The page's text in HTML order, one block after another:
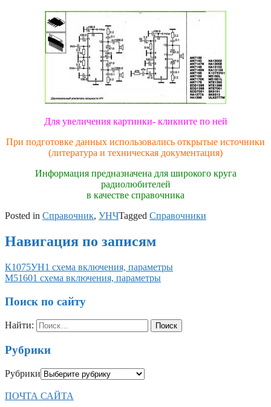
Для увеличения картинки- кликните по ней
При подготовке данных использовались открытые источники
(литература и техническая документация)
Информация предназначена для широкого круга
радиолюбителей
в качестве справочника
Posted in Справочник, УНЧTagged Справочники
Навигация по записям
К1075УН1 схема включения, параметры
M51601 схема включения, параметры
Поиск по сайту
Найти:
Рубрики
Рубрики
ПОЧТА САЙТА